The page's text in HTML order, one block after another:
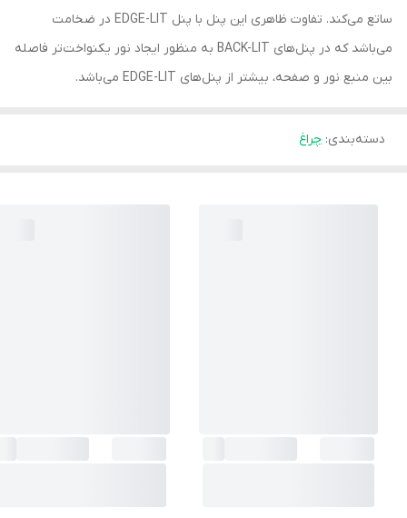
ساتع می‌کند. تفاوت ظاهری این پنل با پنل EDGE-LIT در ضخامت
می‌باشد که در پنل‌های BACK-LIT به منظور ایجاد نور یکنواخت‌تر فاصله
بین منبع نور و صفحه، بیشتر از پنل‌های EDGE-LIT می‌باشد.
دسته‌بندی: چراغ